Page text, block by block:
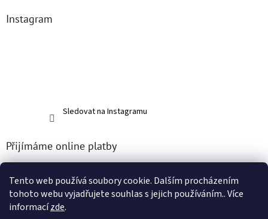
Tento web používá soubory cookie. Dalším procházením
tohoto webu vyjadřujete souhlas s jejich používáním.. Více
informacízde.
Instagram
Sledovat na Instagramu
Přijímáme online platby